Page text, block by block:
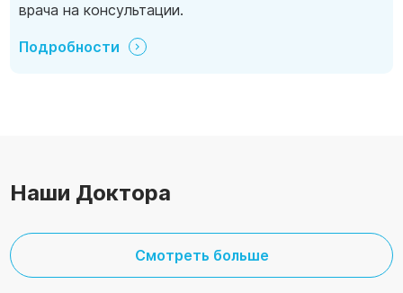
врача на консультации.
Подробности
Наши Доктора
Смотреть больше